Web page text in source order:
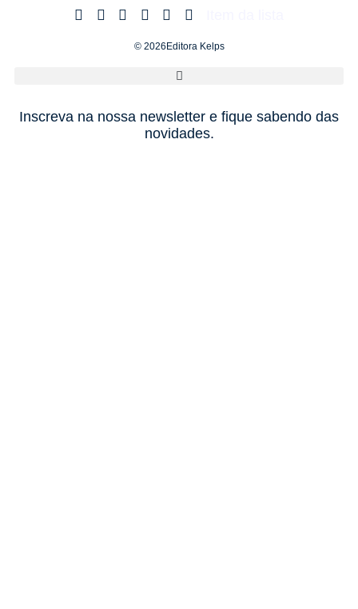
© 2026Editora Kelps
Inscreva na nossa newsletter e fique sabendo das
novidades.